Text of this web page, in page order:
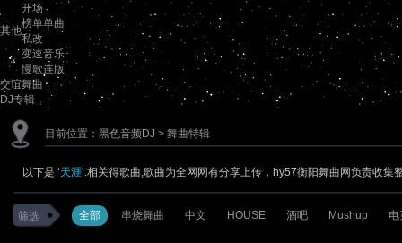
其他
开场
榜单单曲
私改
变速音乐
慢歌连版
交谊舞曲
DJ专辑
目前位置： 黑色音频DJ > 舞曲特辑
以下是 ‘天涯’.相关得歌曲,歌曲为全网网有分享上传，hy57衡阳舞曲网负责收集
筛选 全部 串烧舞曲 中文 HOUSE 酒吧 Mushup 电